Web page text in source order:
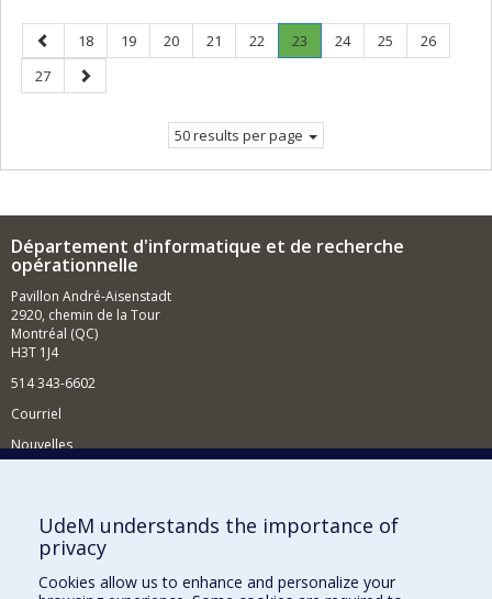
Previous
page
Page
18 Page
19 Page
20 Page
21 Page
22 Page
23
Current
Page
24 Page
25 Page
26
Page
27
Next
page
50 results per page
Département d'informatique et de recherche
opérationnelle
Pavillon André-Aisenstadt
2920, chemin de la Tour
Montréal (QC)
H3T 1J4
514 343-6602
Courriel
Nouvelles
Comment soutenir le Département?
BESOIN D'AIDE?
Plan du site
UdeM understands the importance of
privacy
Cookies allow us to enhance and personalize your